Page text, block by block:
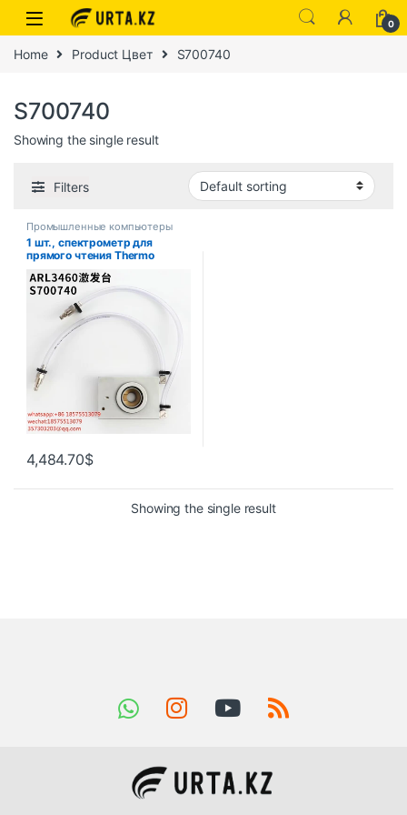
0
Home Product Цвет S700740
S700740
Showing the single result
Filters
Промышленные компьютеры
1 шт., спектрометр для
прямого чтения Thermo
4,484.70$
Showing the single result